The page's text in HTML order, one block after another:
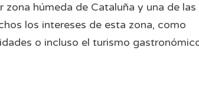
húmeda de Cataluña y una de las
los intereses de esta zona, como
o incluso el turismo